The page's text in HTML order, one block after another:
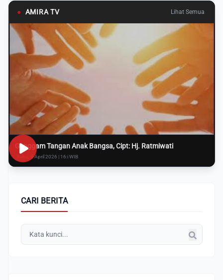
● AMIRA TV Lihat Semua
Genggam Tangan Anak Bangsa, Cipt: Hj. Ratmiwati
Rabu, 8 April 2026 | 16:i WIB
CARI BERITA